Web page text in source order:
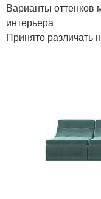
Варианты
интерьера
Принято различать